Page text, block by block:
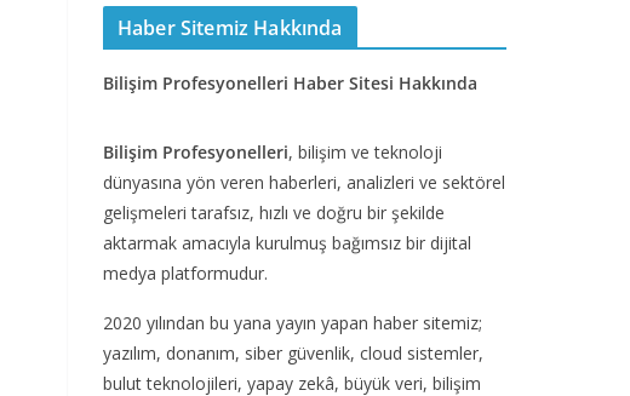
Haber Sitemiz Hakkında
Bilişim Profesyonelleri Haber Sitesi Hakkında
Bilişim Profesyonelleri, bilişim ve teknoloji
dünyasına yön veren haberleri, analizleri ve sektörel
gelişmeleri tarafsız, hızlı ve doğru bir şekilde
aktarmak amacıyla kurulmuş bağımsız bir dijital
medya platformudur.
2020 yılından bu yana yayın yapan haber sitemiz;
yazılım, donanım, siber güvenlik, cloud sistemler,
bulut teknolojileri, yapay zekâ, büyük veri, bilişim